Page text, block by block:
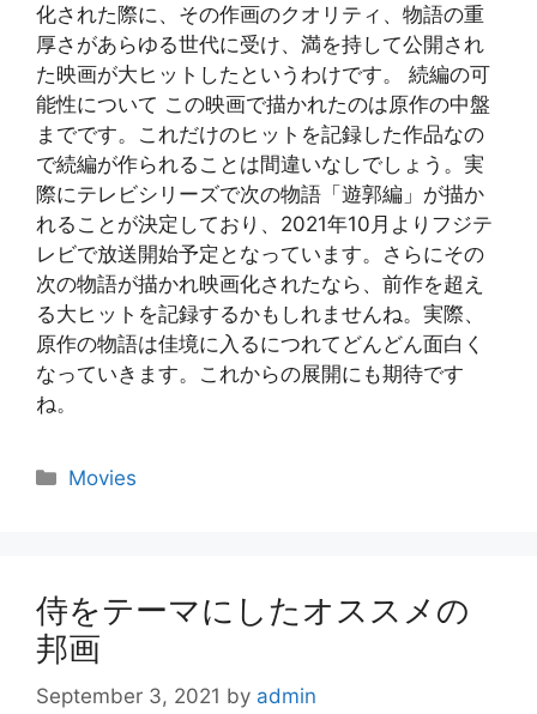
化された際に、その作画のクオリティ、物語の重
厚さがあらゆる世代に受け、満を持して公開され
た映画が大ヒットしたというわけです。 続編の可
能性について この映画で描かれたのは原作の中盤
までです。これだけのヒットを記録した作品なの
で続編が作られることは間違いなしでしょう。実
際にテレビシリーズで次の物語「遊郭編」が描か
れることが決定しており、2021年10月よりフジテ
レビで放送開始予定となっています。さらにその
次の物語が描かれ映画化されたなら、前作を超え
る大ヒットを記録するかもしれませんね。実際、
原作の物語は佳境に入るにつれてどんどん面白く
なっていきます。これからの展開にも期待です
ね。
Categories
Movies
侍をテーマにしたオススメの
邦画
September 3, 2021 by admin